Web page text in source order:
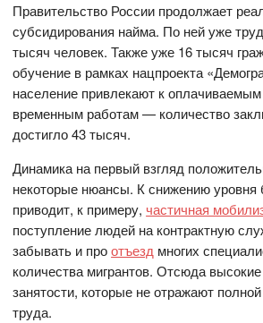
Правительство России продолжает
субсидирования найма. По ней уже
тысяч человек. Также уже 16 тысяч
обучение в рамках нацпроекта
население привлекают к
временным работам — количество
достигло 43 тысяч.
Динамика на первый взгляд
некоторые нюансы. К снижению уровня
приводит, к примеру, частичная
поступление людей на контрактную
забывать и проотъезд многих
количества мигрантов. Отсюда
занятости, которые не отражают
труда.